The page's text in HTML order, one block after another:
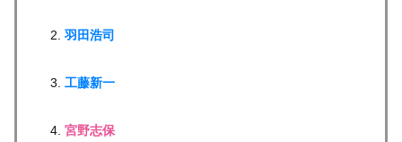
羽田浩司
工藤新一
宮野志保